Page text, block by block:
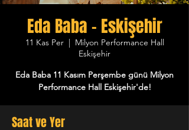
Eda Baba - Eskişehir
11 Kas Per
  |
Milyon Performance Hall
Eskişehir
Eda Baba 11 Kasım Perşembe günü Milyon
Performance Hall Eskişehir'de!
Saat ve Yer